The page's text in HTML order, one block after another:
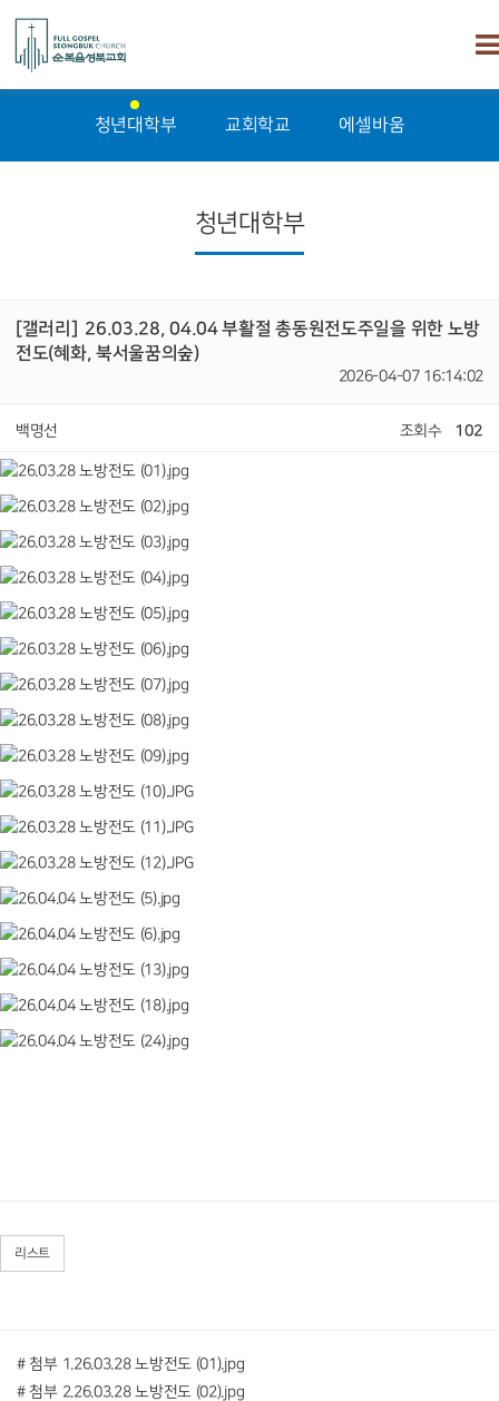
청년대학부 교회학교 에셀바움
청년대학부
[갤러리] 26.03.28, 04.04 부활절 총동원전도주일을 위한 노방
전도(혜화, 북서울꿈의숲)
2026-04-07 16:14:02
백명선 조회수 102
리스트
# 첨부 1.26.03.28 노방전도 (01).jpg
# 첨부 2.26.03.28 노방전도 (02).jpg